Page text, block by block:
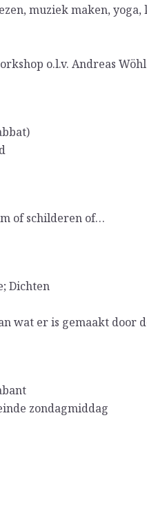
muziek maken,
o.l.v. Andreas
of schilderen of…
Dichten
wat er is gemaakt door
zondagmiddag